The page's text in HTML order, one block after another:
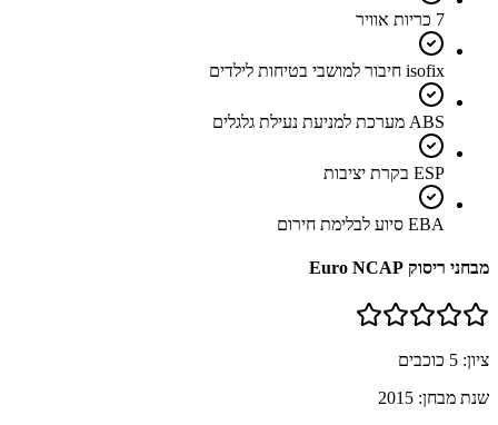
7 כריות אוויר
isofix חיבור למושבי בטיחות לילדים
ABS מערכת למניעת נעילת גלגלים
ESP בקרת יציבות
EBA סיוע לבלימת חירום
מבחני ריסוק Euro NCAP
ציון: 5 כוכבים
שנת מבחן: 2015